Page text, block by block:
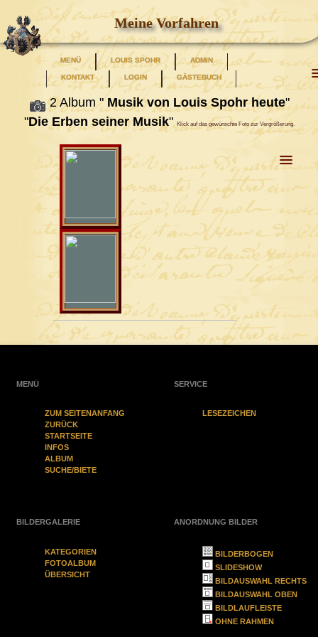
Meine Vorfahren
MENÜ LOUIS SPOHR ADMIN
KONTAKT LOGIN GÄSTEBUCH
2 Album "Musik von Louis Spohr heute"
"Die Erben seiner Musik" Klick auf das gewünschte Foto zur Vergrößerung.
MENÜ
ZUM SEITENANFANG
ZURÜCK
STARTSEITE
INFOS
ALBUM
SUCHE/BIETE
SERVICE
LESEZEICHEN
BILDERGALERIE
KATEGORIEN
FOTOALBUM
ÜBERSICHT
ANORDNUNG BILDER
BILDERBOGEN
SLIDESHOW
BILDAUSWAHL RECHTS
BILDAUSWAHL OBEN
BILDLAUFLEISTE
OHNE RAHMEN